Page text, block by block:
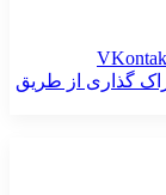
گذاری از طریق